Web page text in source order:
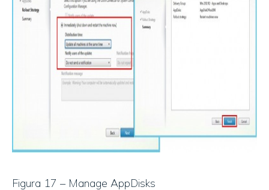
Figura 17 – Manage AppDisks